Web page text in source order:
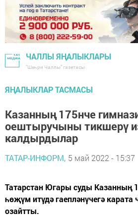
ЧАЛЛЫ ЯҢАЛЫКЛАРЫ
"Шәһри Чаллы" газетасы
ЯҢАЛЫКЛАР ТАСМАСЫ
Казанның 175нче
оештыручыны тикшерү
калдырдылар
ТАТАР-ИНФОРМ, 5 май 2022 - 15:37
Татарстан Югары суды Казанның
һөҗүм итүдә гаепләнүчегә
озайтты.